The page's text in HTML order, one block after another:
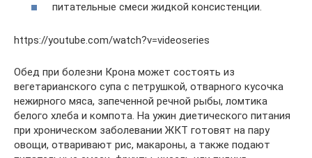
питательные смеси жидкой консистенции.
https://youtube.com/watch?v=videoseries
Обед при болезни Крона может состоять из
вегетарианского супа с петрушкой, отварного кусочка
нежирного мяса, запеченной речной рыбы, ломтика
белого хлеба и компота. На ужин диетического питания
при хроническом заболевании ЖКТ готовят на пару
овощи, отваривают рис, макароны, а также подают